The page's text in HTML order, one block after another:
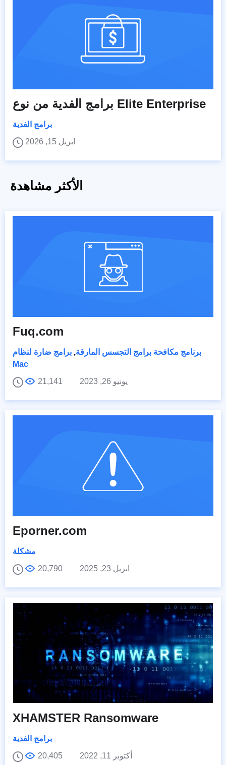
برامج الفدية من نوع Elite Enterprise
برامج الفدية
ابريل 15, 2026
الأكثر مشاهدة
Fuq.com
برنامج مكافحة برامج التجسس المارقة, برامج ضارة لنظام
Mac
يونيو 26, 2023
21,141
Eporner.com
مشكلة
ابريل 23, 2025
20,790
XHAMSTER Ransomware
برامج الفدية
أكتوبر 11, 2022
20,405